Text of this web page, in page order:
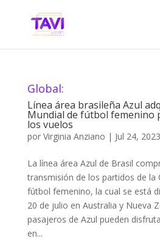
Global:
Línea área brasileña Azul
Mundial de fútbol femenino
los vuelos
por Virginia Anziano | Jul 24, 2023
La línea área Azul de Brasil
transmisión de los partidos de la
fútbol femenino, la cual se está
20 de julio en Australia y Nueva
pasajeros de Azul pueden
en...